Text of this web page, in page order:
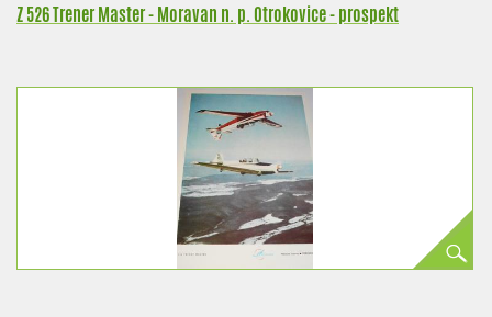
Z 526 Trener Master - Moravan n. p. Otrokovice - prospekt